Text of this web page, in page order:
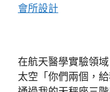
會所設計
在航天醫學實驗領
太空「你們兩個，